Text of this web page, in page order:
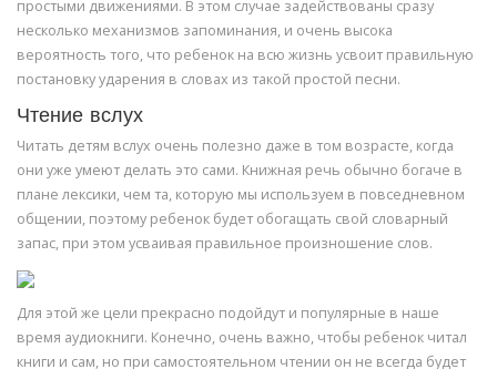
простыми движениями. В этом случае задействованы сразу
несколько механизмов запоминания, и очень высока
вероятность того, что ребенок на всю жизнь усвоит правильную
постановку ударения в словах из такой простой песни.
Чтение вслух
Читать детям вслух очень полезно даже в том возрасте, когда
они уже умеют делать это сами. Книжная речь обычно богаче в
плане лексики, чем та, которую мы используем в повседневном
общении, поэтому ребенок будет обогащать свой словарный
запас, при этом усваивая правильное произношение слов.
Для этой же цели прекрасно подойдут и популярные в наше
время аудиокниги. Конечно, очень важно, чтобы ребенок читал
книги и сам, но при самостоятельном чтении он не всегда будет